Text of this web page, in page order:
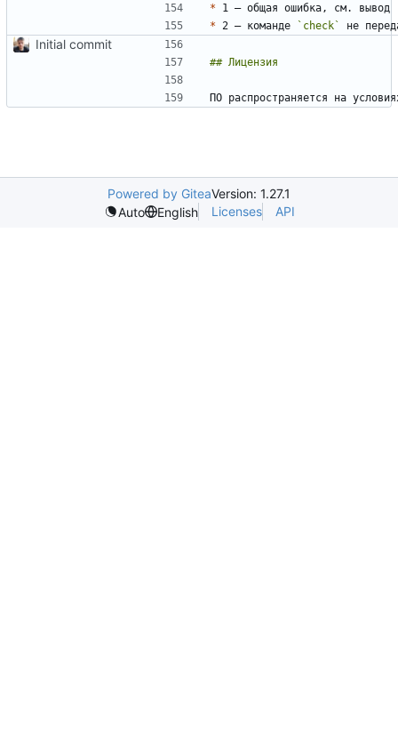
*
* 2 — команде `check` не
Initial commit
ПО распространяется на
Powered by GiteaVersion: 1.27.1
Auto
English Licenses API